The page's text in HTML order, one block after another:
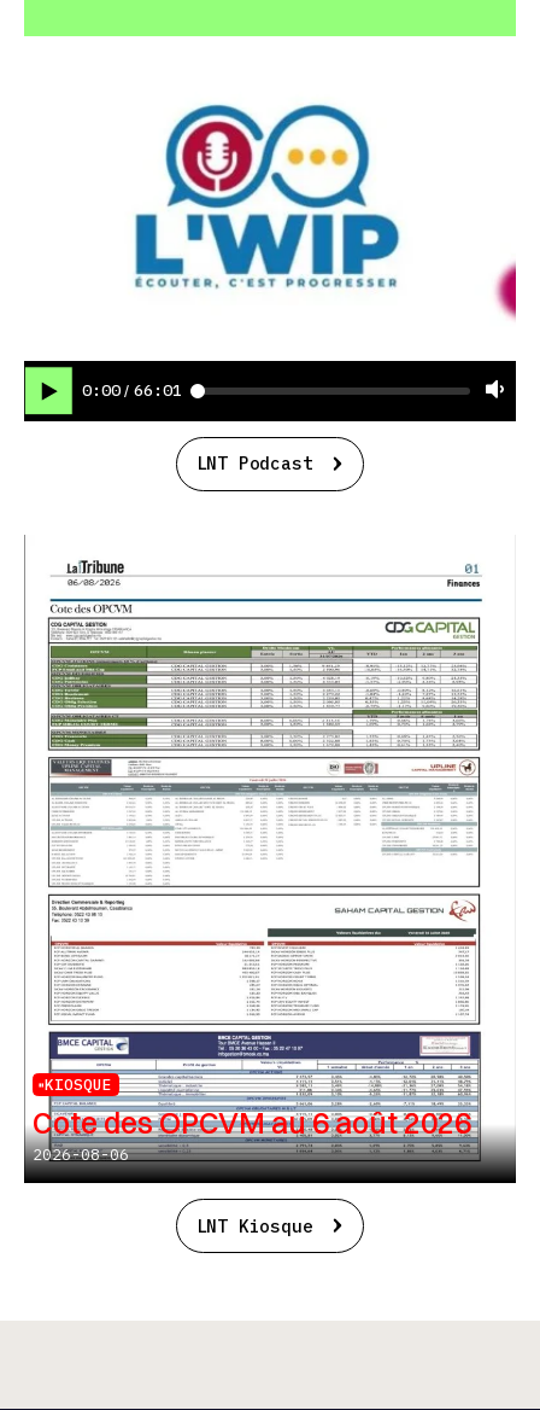
0:00 / 66:01
LNT Podcast
KIOSQUE
Cote des OPCVM au 6 août 2026
2026-08-06
LNT Kiosque